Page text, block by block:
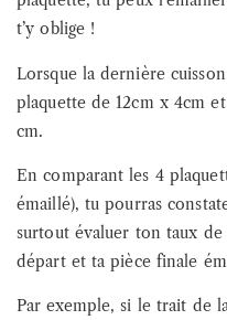
t’y oblige !
Lorsque la dernière
plaquette de 12cm x 4cm
cm.
En comparant les 4
émaillé), tu pourras
surtout évaluer ton taux
départ et ta pièce finale
Par exemple, si le trait de